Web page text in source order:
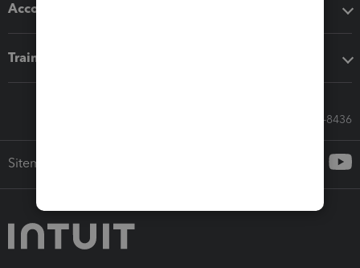
Accounting solutions
Training & support
Call Sales: 833-564-8436
Sitemap